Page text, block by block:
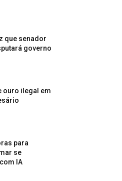
que senador
governo
ouro ilegal em
para
se
IA